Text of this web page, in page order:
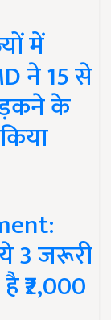
में
ने 15 से
के
3 जरूरी
₹2,000